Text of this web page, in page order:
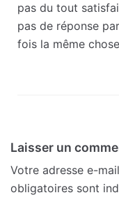
pas du tout
pas de réponse
fois la même chose
Laisser un
Votre adresse e-
obligatoires sont